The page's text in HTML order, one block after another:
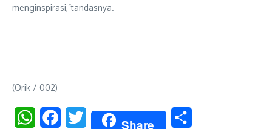
menginspirasi,”tandasnya.
(Orik / 002)
WhatsAppFacebookTwitter Share